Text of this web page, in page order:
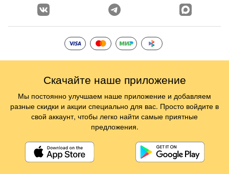
Скачайте наше приложение
Мы постоянно улучшаем наше приложение и добавляем
разные скидки и акции специально для вас. Просто войдите в
свой аккаунт, чтобы легко найти самые приятные
предложения.